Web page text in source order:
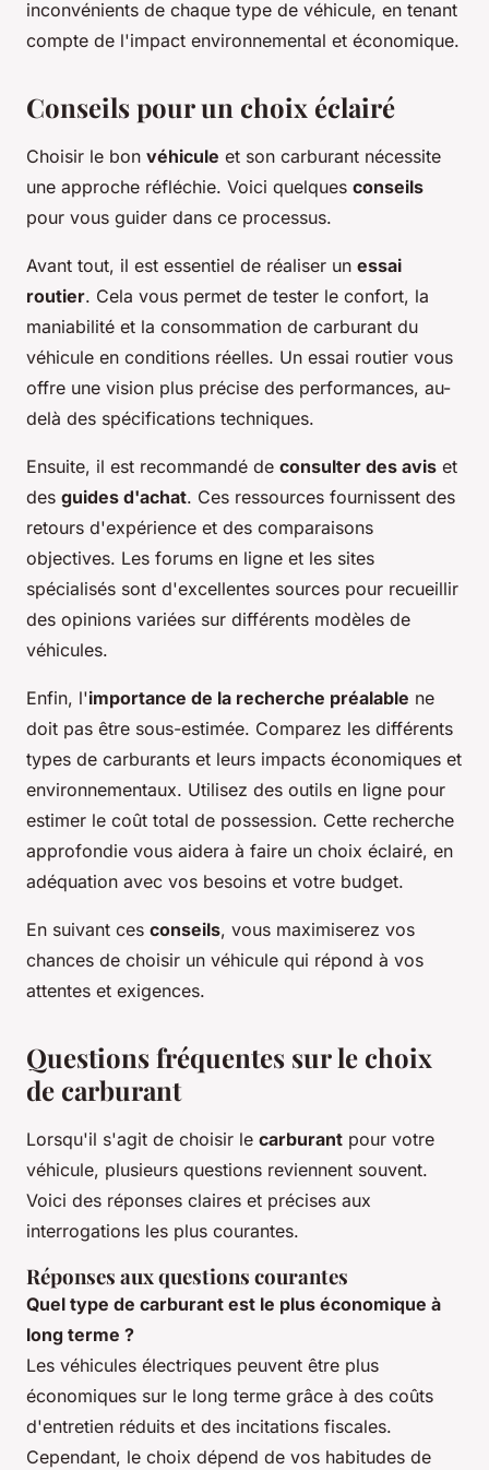
inconvénients de chaque type de véhicule, en tenant
compte de l'impact environnemental et économique.
Conseils pour un choix éclairé
Choisir le bon véhicule et son carburant nécessite
une approche réfléchie. Voici quelques conseils
pour vous guider dans ce processus.
Avant tout, il est essentiel de réaliser un essai
routier. Cela vous permet de tester le confort, la
maniabilité et la consommation de carburant du
véhicule en conditions réelles. Un essai routier vous
offre une vision plus précise des performances, au-
delà des spécifications techniques.
Ensuite, il est recommandé de consulter des avis et
des guides d'achat. Ces ressources fournissent des
retours d'expérience et des comparaisons
objectives. Les forums en ligne et les sites
spécialisés sont d'excellentes sources pour recueillir
des opinions variées sur différents modèles de
véhicules.
Enfin, l'importance de la recherche préalable ne
doit pas être sous-estimée. Comparez les différents
types de carburants et leurs impacts économiques et
environnementaux. Utilisez des outils en ligne pour
estimer le coût total de possession. Cette recherche
approfondie vous aidera à faire un choix éclairé, en
adéquation avec vos besoins et votre budget.
En suivant ces conseils, vous maximiserez vos
chances de choisir un véhicule qui répond à vos
attentes et exigences.
Questions fréquentes sur le choix
de carburant
Lorsqu'il s'agit de choisir le carburant pour votre
véhicule, plusieurs questions reviennent souvent.
Voici des réponses claires et précises aux
interrogations les plus courantes.
Réponses aux questions courantes
Quel type de carburant est le plus économique à
long terme ?
Les véhicules électriques peuvent être plus
économiques sur le long terme grâce à des coûts
d'entretien réduits et des incitations fiscales.
Cependant, le choix dépend de vos habitudes de